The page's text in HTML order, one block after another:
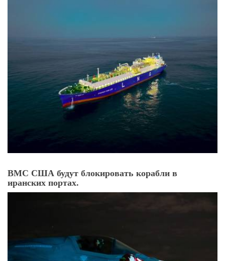
ВМС США будут блокировать корабли в
иранских портах.